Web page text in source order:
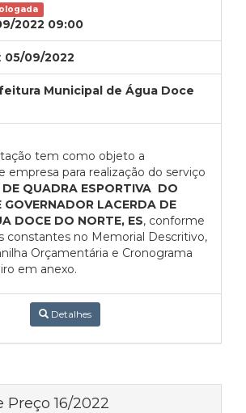
2022 09:00
05/09/2022
Municipal de Água Doce
tem como objeto a
empresa para realização do serviço
DE QUADRA ESPORTIVA DO
LACERDA DE
DOCE DO NORTE, ES, conforme
constantes no Memorial Descritivo,
Orçamentária e Cronograma
em anexo.
Detalhes
Preço 16/2022